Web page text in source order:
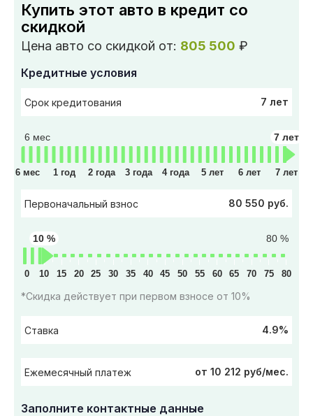
Купить этот авто в кредит со
скидкой
Цена авто со скидкой от: 805 500 ₽
Кредитные условия
Срок кредитования 7 лет
6 мес 7 лет
6 мес 1 год 2 года 3 года 4 года 5 лет 6 лет 7 лет
Первоначальный взнос 80 550 руб.
80 %
10 %
0 10 15 20 25 30 35 40 45 50 55 60 65 70 75 80
*Скидка действует при первом взносе от 10%
Ставка 4.9%
Ежемесячный платеж от 10 212 руб/мес.
Заполните контактные данные